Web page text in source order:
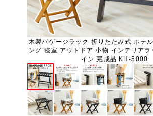
木製バゲージラック 折りたたみ式 ホテ
ング 寝室 アウトドア 小物 インテリア
イン 完成品 KH-5000